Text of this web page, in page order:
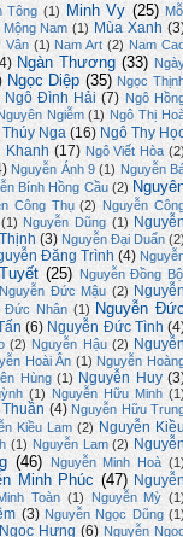
Tông (1) Minh Vy (25)
Mộng Nam (1) Mùa Xanh
Vân (1) Nam Art (2) Nam
Ngàn Thương (33)
Ngọc Diệp (35) Ngọc
Ngô Đình Hải (7) Ngô
Ngiễm (1) Ngô Thị
Nga (16) Ngô Thy
Khanh (17) Ngô Viết Hòa
Nguyễn Ánh 9 (1) Nguyễn
Bính Hồng Cầu (2)
Công Thụ (2) Nguyễn
(1) Nguyễn Dũng (1)
(3) Nguyễn Đại Duẩn
Đăng Trình (4)
(25) Nguyễn Đồng
Nguyễn Đức Mậu (2)
Đức Nhân (1) Nguyễn
(6) Nguyễn Đức Tình
(2) Nguyễn Hậu (2)
Hoài Ân (1) Nguyễn
Hùng (1) Nguyễn Huy
(1) Nguyễn Hữu Minh
(4) Nguyễn Hữu
Kiều Lam (2) Nguyễn
(1) Nguyễn Lam (2)
(46) Nguyễn Minh Hoà
Minh Phúc (47)
Toàn (1) Nguyễn Mỳ
(3) Nguyễn Ngọc Dũng
Hưng (6) Nguyễn